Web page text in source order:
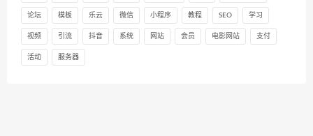
论坛 模板 乐云 微信 小程序 教程 SEO 学习
视频 引流 抖音 系统 网站 会员 电影网站 支付
活动 服务器